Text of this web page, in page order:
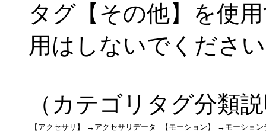
タグ【その他】を使
用はしないでくださ
（カテゴリタグ分類
【アクセサリ】 →アクセサリデータ 【モーション】
→モーショ